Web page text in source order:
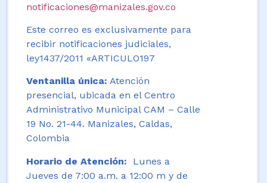
notificaciones@manizales.gov.co
Este correo es exclusivamente para
recibir notificaciones judiciales,
ley1437/2011 «ARTICULO197
Ventanilla única: Atención
presencial, ubicada en el Centro
Administrativo Municipal CAM – Calle
19 No. 21-44. Manizales, Caldas,
Colombia
Horario de Atención:
Lunes a
Jueves de 7:00 a.m. a 12:00 m y de